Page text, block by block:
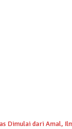
Dimulai dari Amal,